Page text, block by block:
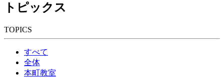
トピックス
TOPICS
すべて
全体
本町教室